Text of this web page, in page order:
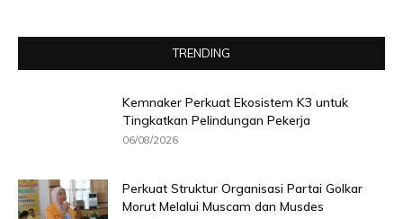
TRENDING
Kemnaker Perkuat Ekosistem K3 untuk
Tingkatkan Pelindungan Pekerja
06/08/2026
Perkuat Struktur Organisasi Partai Golkar
Morut Melalui Muscam dan Musdes